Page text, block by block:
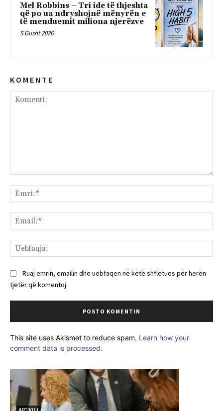
Mel Robbins – Tri ide të thjeshta
që po ua ndryshojnë mënyrën e
të menduemit miliona njerëzve
5 Gusht 2026
K O M E N T E
Ruaj emrin, emailin dhe uebfaqen në këtë shfletues për herën
tjetër që komentoj.
This site uses Akismet to reduce spam. Learn how your
comment data is processed.